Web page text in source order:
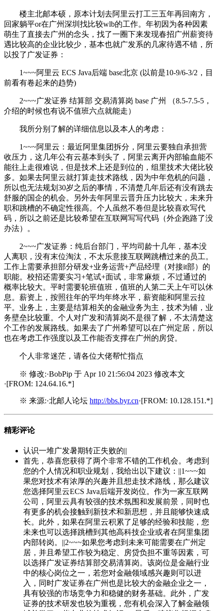
楼主北邮本硕，原本计划去阿里云打工三五年再回南方，
回家躺平or在广州深圳找比较wlb的工作。年初因为各种因素
萌生了直接去广州的念头，找了一圈下来发现春招广州薪资待
遇比较高的企业比较少，基本也就广发系的几家待遇不错，所
以投了广发证券：
1~~~阿里云 ECS Java后端 base北京 (以前是10-9/6-3/2，目
前看有卷起来的趋势)
2~~~广发证券 结算部 交易清算岗 base 广州 （8.5-7.5-5，
介绍的时候也有说不值班六点就能走）
我所分别了解的详细信息以及本人的考虑：
1~~~阿里云：最近阿里集团拆分，阿里云要独自承担营
收压力，这几年公有云基本到头了，阿里云离开内部输血能不
能往上走很难说，但是技术上还是到位的，组里技术大佬比较
多。如果去阿里云就打算走技术路线，因为中年危机的问题，
所以也无法规划30岁之后的事情，不清楚几年后还有没有跳去
舒服的国企的机会。另外去年阿里云晋升压力比较大，未来升
职和跳槽的不确定性很高。个人虽然不卷但是比较喜欢写代
码，所以之前还是比较希望在互联网写写代码（外企跑路了没
办法）。
2~~~广发证券：纯后台部门，平均司龄十几年，基本没
人离职，没有末位淘汰，不太乐意接互联网跳槽过来的员工。
工作上需要承担部分研发+业务运营+产品经理（对接it部）的
职能。校招还需要实习+笔试+面试，非常麻烦，不过通过的
概率比较大。平时需要轮班值班，值班的人第二天上午可以休
息。薪资上，按照往年的平均年终水平，薪资能和阿里云拉
平。业务上，主要是结算相关的金融业务为主，技术为辅，业
务壁垒比较重。个人对广发和清算岗不是很了解，不太清楚这
个工作的发展路线。如果去了广州希望可以在广州定居，所以
也在考虑工作强度以及工作能否支撑在广州的房贷。
个人非常迷茫，请各位大佬帮忙指点
※ 修改:·BobPip 于 Apr 10 21:56:04 2023 修改本文
·[FROM: 124.64.16.*]
※ 来源:·北邮人论坛 http://bbs.byr.cn·[FROM: 10.128.151.*]
精彩评论
认识一堆广发暑期转正失败的||
首先，恭喜您获得了两个非常不错的工作机会。考虑到
您的个人情况和职业规划，我给出以下建议：||1~~~如
果您对技术有浓厚的兴趣并且想走技术路线，那么建议
您选择阿里云ECS Java后端开发岗位。作为一家互联网
公司，阿里云具有较强的技术氛围和发展前景，同时也
有更多的机会接触到新技术和新思想，并且能够快速成
长。此外，如果在阿里云积累了足够的经验和技能，您
未来也可以选择跳槽到其他高科技企业或者在阿里集团
内部转岗。||2~~~如果您考虑到未来可能需要在广州定
居，并且希望工作较为稳定、房贷负担不重等因素，可
以选择广发证券结算部交易清算岗。该岗位是金融行业
中的核心岗位之一，若您对金融领域感兴趣则可以进
入，同时广发证券在广州也是比较大的金融企业之一，
具有较强的市场竞争力和稳健的财务基础。此外，广发
证券的技术研发也较为重视，您有机会深入了解金融领